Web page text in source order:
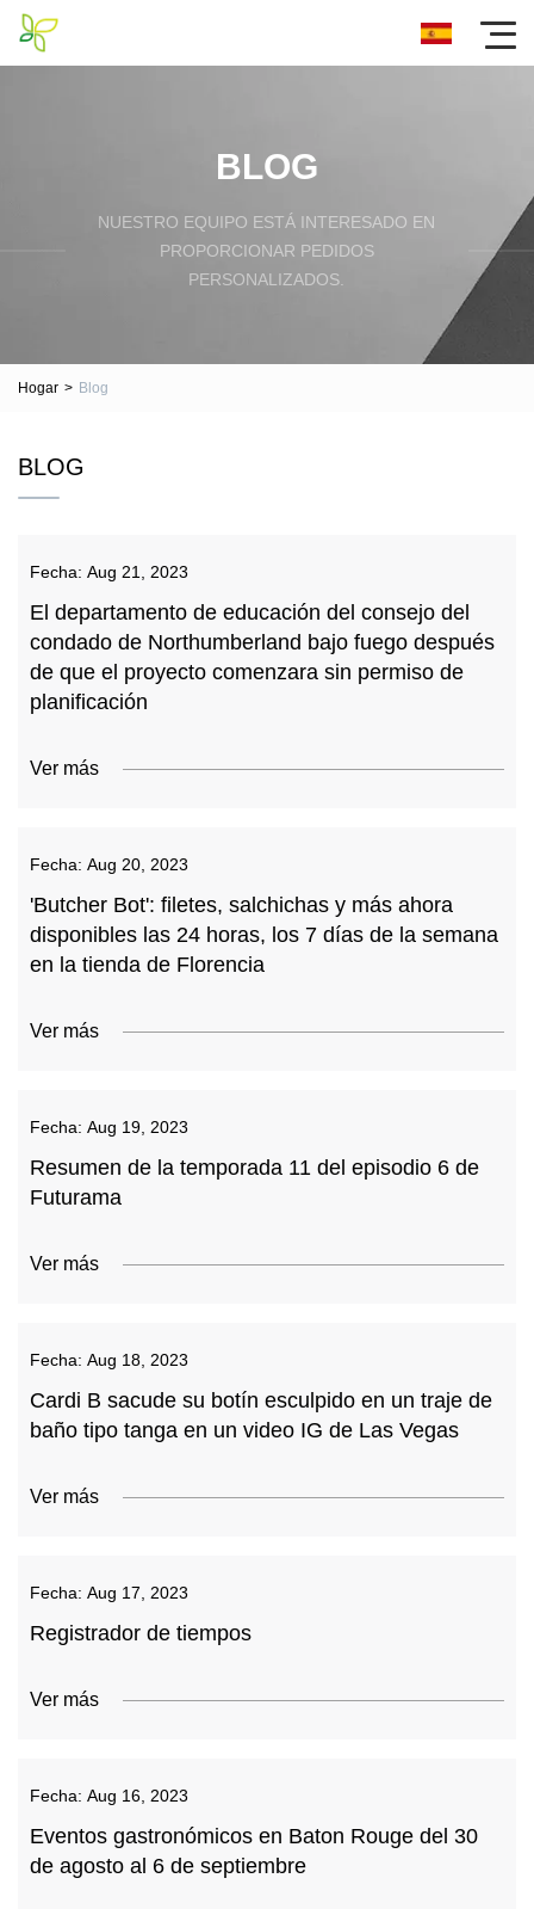
BLOG
NUESTRO EQUIPO ESTÁ INTERESADO EN
PROPORCIONAR PEDIDOS
PERSONALIZADOS.
Hogar > Blog
BLOG
Fecha: Aug 21, 2023
El departamento de educación del consejo del
condado de Northumberland bajo fuego después
de que el proyecto comenzara sin permiso de
planificación
Ver más
Fecha: Aug 20, 2023
'Butcher Bot': filetes, salchichas y más ahora
disponibles las 24 horas, los 7 días de la semana
en la tienda de Florencia
Ver más
Fecha: Aug 19, 2023
Resumen de la temporada 11 del episodio 6 de
Futurama
Ver más
Fecha: Aug 18, 2023
Cardi B sacude su botín esculpido en un traje de
baño tipo tanga en un video IG de Las Vegas
Ver más
Fecha: Aug 17, 2023
Registrador de tiempos
Ver más
Fecha: Aug 16, 2023
Eventos gastronómicos en Baton Rouge del 30
de agosto al 6 de septiembre